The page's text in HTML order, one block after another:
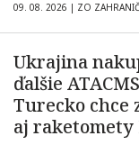
09. 08. 2026 | ZO
Ukrajina
ďalšie
Turecko chce
aj raketomety